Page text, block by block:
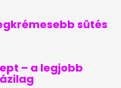
sütés
– a legjobb